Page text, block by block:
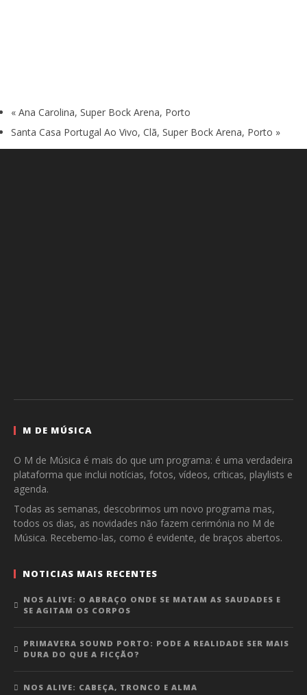
« Ana Carolina, Super Bock Arena, Porto
Santa Casa Portugal Ao Vivo, Clã, Super Bock Arena, Porto »
M DE MÚSICA
O M de Música é mais do que um programa: é uma verdadeira
plataforma que inclui notícias, fotos, vídeos, críticas, playlists e
agenda.
Todas as semanas, descobrimos um novo programa mas,
todos os dias, as novidades não fazem cerimónia no M de
Música. Recebemo-las, como é evidente, de braços abertos.
NOTICIAS MAIS RECENTES
NOS ALIVE: O ABRAÇO ONDE SE MATAM AS SAUDADES E
SE AGITAM OS CORPOS
PRIMAVERA SOUND PORTO: PODE A REALIDADE SER MAIS
DURA DO QUE A FICÇÃO?
NOS ALIVE: CABEÇA, TRONCO E ALMA